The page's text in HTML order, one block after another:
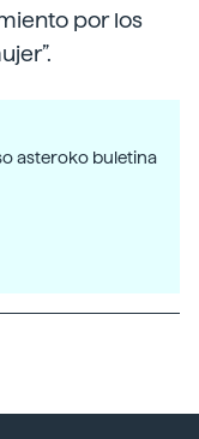
por los
asteroko buletina